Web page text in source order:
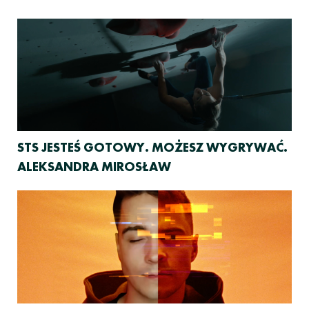
STS JESTEŚ GOTOWY. MOŻESZ WYGRYWAĆ.
ALEKSANDRA MIROSŁAW